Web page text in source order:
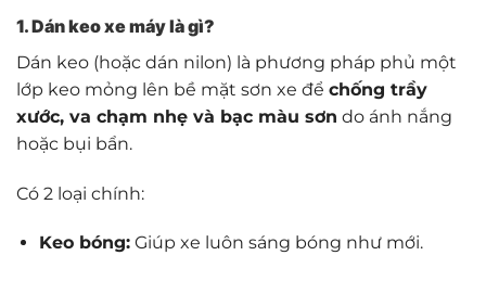
1. Dán keo xe máy là gì?
Dán keo (hoặc dán nilon) là phương pháp phủ một
lớp keo mỏng lên bề mặt sơn xe để chống trầy
xước, va chạm nhẹ và bạc màu sơn do ánh nắng
hoặc bụi bẩn.
Có 2 loại chính:
Keo bóng:Giúp xe luôn sáng bóng như mới.